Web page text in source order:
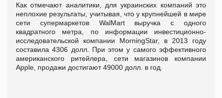
Как отмечают аналитики, для украинских компаний это
неплохие результаты, учитывая, что у крупнейшей в мире
сети супермаркетов WalMart выручка с одного
квадратного метра, по информации инвестиционно-
исследовательской компании MorningStar, в 2013 году
составила 4306 долл. При этом у самого эффективного
американского ритейлера, сети магазинов компании
Apple, продажи достигают 49000 долл. в год.